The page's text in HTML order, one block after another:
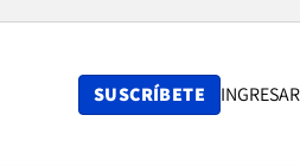
SUSCRÍBETE INGRESAR